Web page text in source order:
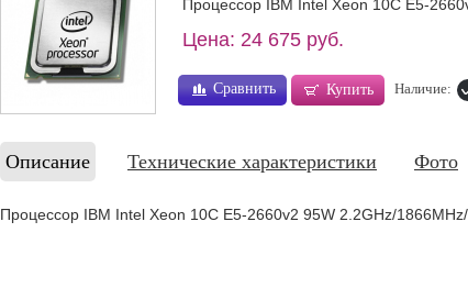
Процессор IBM Intel Xeon 10C E5-
Цена: 24 675 руб.
Сравнить Купить Наличие:
Описание Технические характеристики Фото
Процессор IBM Intel Xeon 10C E5-2660v2 95W 2.2GHz/